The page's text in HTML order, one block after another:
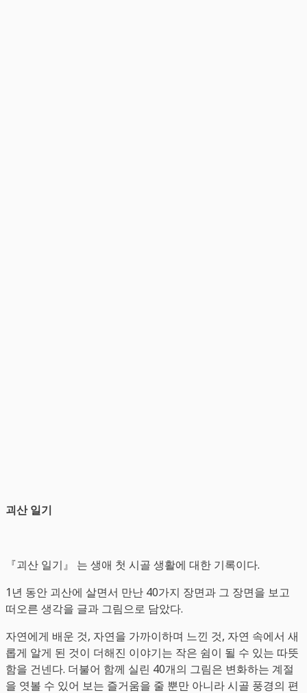
괴산 일기
『괴산 일기』 는 생애 첫 시골 생활에 대한 기록이다.
1년 동안 괴산에 살면서 만난 40가지 장면과 그 장면을 보고
떠오른 생각을 글과 그림으로 담았다.
자연에게 배운 것, 자연을 가까이하며 느낀 것, 자연 속에서 새
롭게 알게 된 것이 더해진 이야기는 작은 쉼이 될 수 있는 따뜻
함을 건넨다. 더불어 함께 실린 40개의 그림은 변화하는 계절
을 엿볼 수 있어 보는 즐거움을 줄 뿐만 아니라 시골 풍경의 편